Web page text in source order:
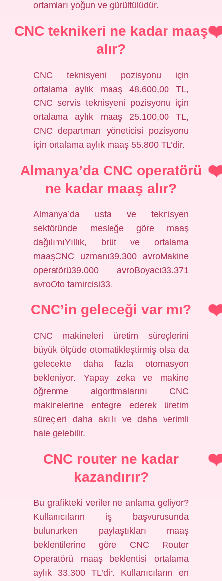
ortamları yoğun ve gürültülüdür.
CNC teknikeri ne kadar maaş
alır?
CNC teknisyeni pozisyonu için
ortalama aylık maaş 48.600,00 TL,
CNC servis teknisyeni pozisyonu için
ortalama aylık maaş 25.100,00 TL,
CNC departman yöneticisi pozisyonu
için ortalama aylık maaş 55.800 TL’dir.
Almanya’da CNC operatörü
ne kadar maaş alır?
Almanya’da usta ve teknisyen
sektöründe mesleğe göre maaş
dağılımıYıllık, brüt ve ortalama
maaşCNC uzmanı39.300 avroMakine
operatörü39.000 avroBoyacı33.371
avroOto tamircisi33.
CNC’in geleceği var mı?
CNC makineleri üretim süreçlerini
büyük ölçüde otomatikleştirmiş olsa da
gelecekte daha fazla otomasyon
bekleniyor. Yapay zeka ve makine
öğrenme algoritmalarını CNC
makinelerine entegre ederek üretim
süreçleri daha akıllı ve daha verimli
hale gelebilir.
CNC router ne kadar
kazandırır?
Bu grafikteki veriler ne anlama geliyor?
Kullanıcıların iş başvurusunda
bulunurken paylaştıkları maaş
beklentilerine göre CNC Router
Operatörü maaş beklentisi ortalama
aylık 33.300 TL’dir. Kullanıcıların en